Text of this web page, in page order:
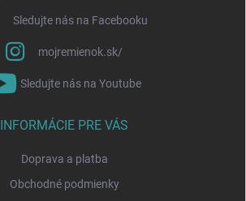
Sledujte nás na Facebooku
mojremienok.sk/
Sledujte nás na Youtube
INFORMÁCIE PRE VÁS
Doprava a platba
Obchodné podmienky